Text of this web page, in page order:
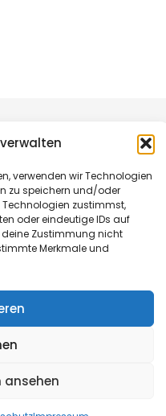
verwenden wir Technologien
zu speichern und/oder
zustimmst,
oder eindeutige IDs auf
deine Zustimmung nicht
Merkmale und
ansehen